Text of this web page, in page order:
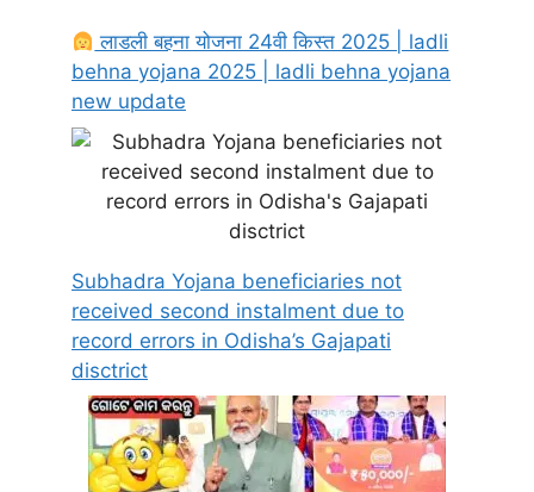
लाडली बहना योजना 24वी किस्त 2025 | ladli
behna yojana 2025 | ladli behna yojana
new update
Subhadra Yojana beneficiaries not
received second instalment due to
record errors in Odisha’s Gajapati
disctrict